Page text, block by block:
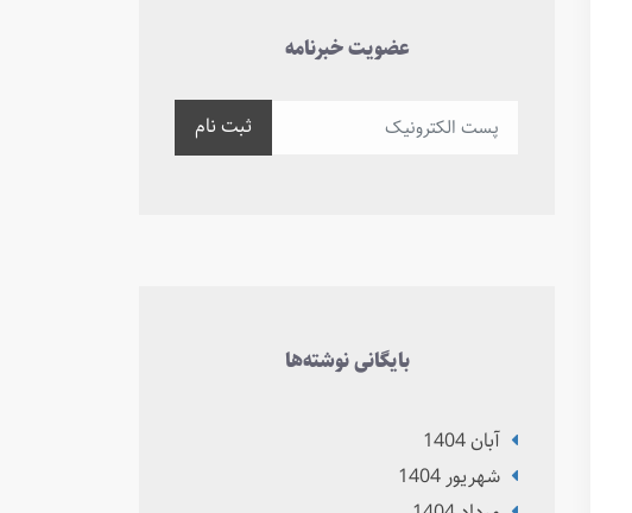
عضویت خبرنامه
ثبت نام
بایگانی نوشته‌ها
آبان 1404
شهریور 1404